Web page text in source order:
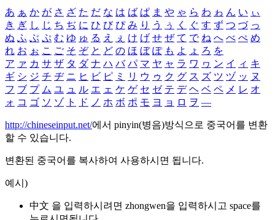
あ ぁ か が さ ざ た だ な は ば ぱ ま や ゃ ら わ ゎ ん い ぃ
き ぎ し じ ち ぢ に ひ び ぴ み り う ぅ く ぐ す ず つ づ っ
ぬ ふ ぶ ぷ む ゆ ゅ る え ぇ け げ せ ぜ て で ね へ べ ぺ め
れ お ぉ こ ご そ ぞ と ど の ほ ぼ ぽ も よ ょ ろ を
ア ァ カ サ ザ タ ダ ナ ハ バ パ マ ヤ ャ ラ ワ ヮ ン イ ィ キ
ギ シ ジ チ ヂ ニ ヒ ビ ピ ミ リ ウ ゥ ク グ ス ズ ツ ヅ ッ ヌ
フ ブ プ ム ユ ュ ル エ ェ ケ ゲ セ ゼ テ デ ヘ ベ ペ メ レ オ
ォ コ ゴ ソ ゾ ト ド ノ ホ ボ ポ モ ヨ ョ ロ ヲ ―
http://chineseinput.net/에서 pinyin(병음)방식으로 중국어를 변환
할 수 있습니다.
변환된 중국어를 복사하여 사용하시면 됩니다.
예시)
中文 을 입력하시려면 zhongwen을 입력하시고 space를